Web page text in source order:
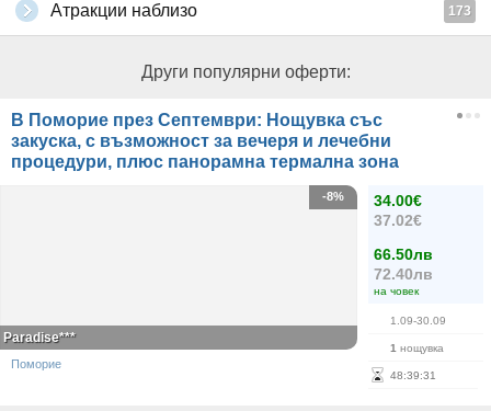
Атракции наблизо 173
Други популярни оферти:
В Поморие през Септември: Нощувка със
закуска, с възможност за вечеря и лечебни
процедури, плюс панорамна термална зона
34.00€
37.02€
66.50лв
72.40лв
на човек
1.09-30.09
1 нощувка
48:39:30
-8%
Paradise***
Поморие